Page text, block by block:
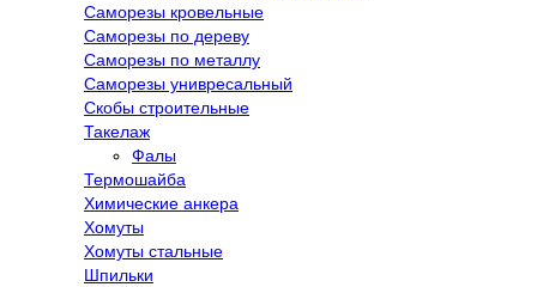
Саморезы кровельные
Саморезы по дереву
Саморезы по металлу
Саморезы унивресальный
Скобы строительные
Такелаж
Фалы
Термошайба
Химические анкера
Хомуты
Хомуты стальные
Шпильки